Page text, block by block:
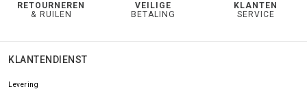
RETOURNEREN
& RUILEN
VEILIGE
BETALING
KLANTEN
SERVICE
KLANTENDIENST
Levering